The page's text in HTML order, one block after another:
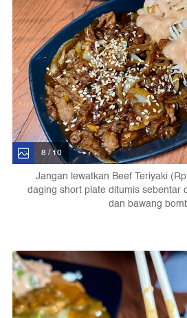
8 / 10
Jangan lewatkan Beef Teriyaki
daging short plate ditumis sebentar
dan bawang